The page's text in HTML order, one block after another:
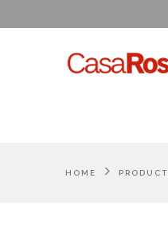
HOME